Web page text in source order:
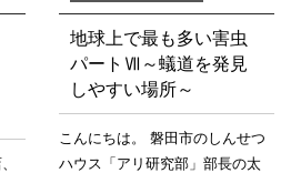
地球上で最も多い害虫
パートⅦ～蟻道を発見
しやすい場所～
こんにちは。 磐田市のしんせつ
ハウス「アリ研究部」部長の太